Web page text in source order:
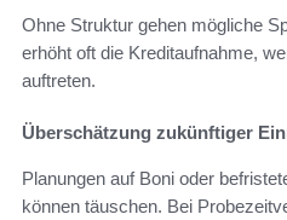
Ohne Struktur gehen mögliche
erhöht oft die Kreditaufnahme,
auftreten.
Überschätzung zukünftiger
Planungen auf Boni oder
können täuschen. Bei